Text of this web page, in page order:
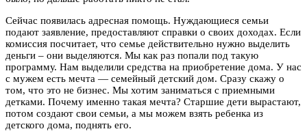
Сейчас появилась адресная помощь. Нуждающиеся семьи
подают заявление, предоставляют справки о своих доходах. Если
комиссия посчитает, что семье действительно нужно выделить
деньги – они выделяются. Мы как раз попали под такую
программу. Нам выделили средства на приобретение дома. У нас
с мужем есть мечта — семейный детский дом. Сразу скажу о
том, что это не бизнес. Мы хотим заниматься с приемными
детками. Почему именно такая мечта? Старшие дети вырастают,
потом создают свои семьи, а мы можем взять ребенка из
детского дома, поднять его.